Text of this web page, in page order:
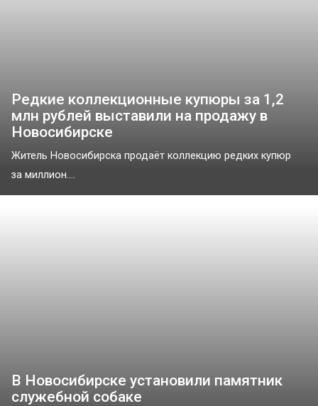
Редкие коллекционные купюры за 1,2
млн рублей выставили на продажу в
Новосибирске
Житель Новосибирска продаёт коллекцию редких купюр
за миллион....
В Новосибирске установили памятник
служебной собаке